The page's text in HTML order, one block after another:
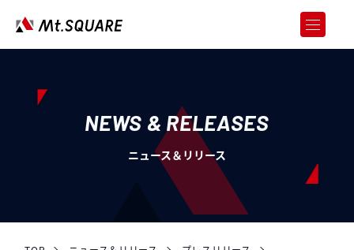
NEWS & RELEASES
ニュース＆リリース
SERVICES
サービス
CASE STUDY